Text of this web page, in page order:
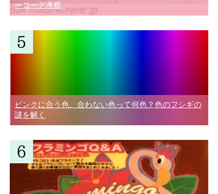
ーコーデ考察
ピンクに合う色、合わない色って何色？色のフシギの
謎を解く